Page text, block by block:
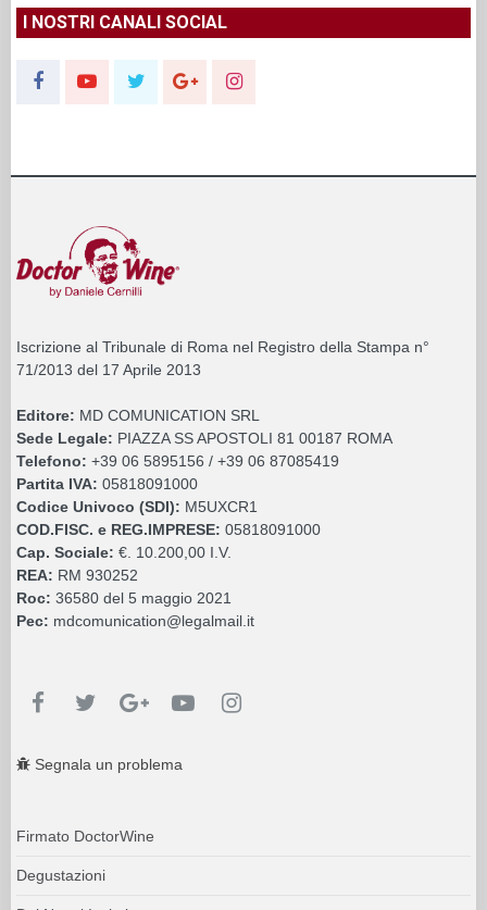
I NOSTRI CANALI SOCIAL
Iscrizione al Tribunale di Roma nel Registro della Stampa n°
71/2013 del 17 Aprile 2013
Editore: MD COMUNICATION SRL
Sede Legale: PIAZZA SS APOSTOLI 81 00187 ROMA
Telefono: +39 06 5895156 / +39 06 87085419
Partita IVA: 05818091000
Codice Univoco (SDI): M5UXCR1
COD.FISC. e REG.IMPRESE: 05818091000
Cap. Sociale: €. 10.200,00 I.V.
REA: RM 930252
Roc: 36580 del 5 maggio 2021
Pec: mdcomunication@legalmail.it
Segnala un problema
Firmato DoctorWine
Degustazioni